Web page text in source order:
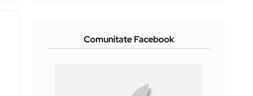
Comunitate Facebook